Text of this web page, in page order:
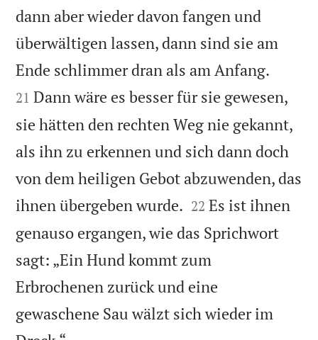
dann aber wieder davon fangen und
überwältigen lassen, dann sind sie am
Ende schlimmer dran als am Anfang.
21 Dann wäre es besser für sie gewesen,
sie hätten den rechten Weg nie gekannt,
als ihn zu erkennen und sich dann doch
von dem heiligen Gebot abzuwenden, das
ihnen übergeben wurde. 

22 Es ist ihnen
genauso ergangen, wie das Sprichwort
sagt: „Ein Hund kommt zum
Erbrochenen zurück und eine
gewaschene Sau wälzt sich wieder im